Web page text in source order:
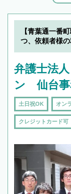
解
で
で
で
【青葉通一番
つ、依頼者様
弁護士法
ン 仙台事
土日祝OK オン
クレジットカード可